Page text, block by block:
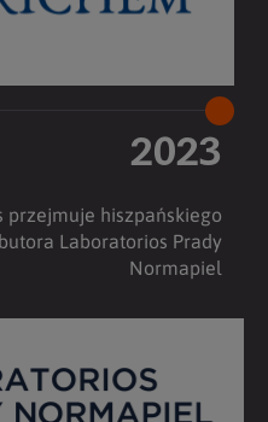
2023
przejmuje hiszpańskiego
Laboratorios Prady
Normapiel